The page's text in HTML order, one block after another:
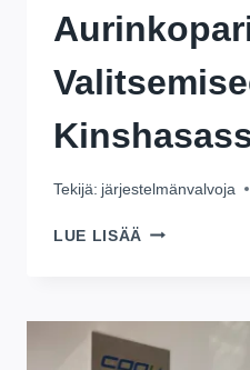
Tekijä: järjestelmänvalvoja
LUE LISÄÄ 7